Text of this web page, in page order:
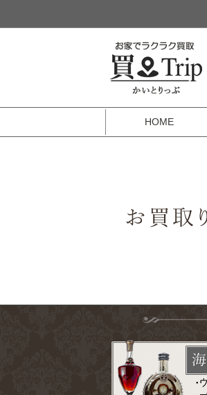
HOME